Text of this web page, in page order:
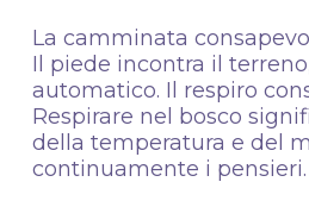
La camminata
Il piede incontra il
automatico. Il respiro
Respirare nel bosco
della temperatura e del
continuamente i pensieri.